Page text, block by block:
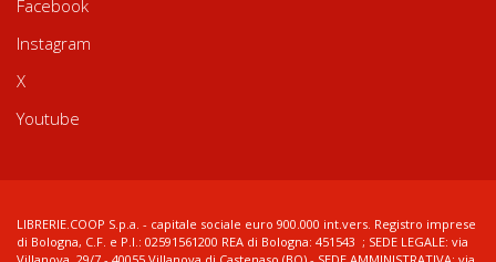
Facebook
Instagram
X
Youtube
LIBRERIE.COOP S.p.a. - capitale sociale euro 900.000 int.vers. Registro imprese
di Bologna, C.F. e P.I.: 02591561200 REA di Bologna: 451543 ; SEDE LEGALE: via